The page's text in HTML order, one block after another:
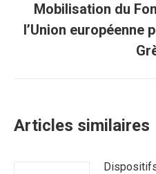
Mobilisation du
l’Union européenne
Articles similaires